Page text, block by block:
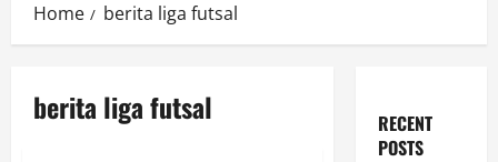
Home berita liga futsal
berita liga futsal
RECENT
POSTS